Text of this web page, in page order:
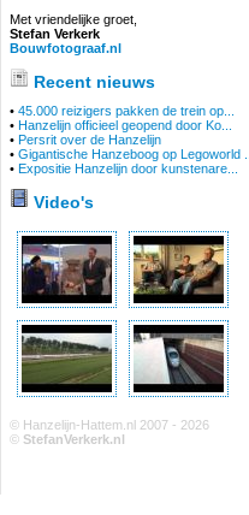
Met vriendelijke groet,
Stefan Verkerk
Bouwfotograaf.nl
Recent nieuws
• 45.000 reizigers pakken de trein op...
• Hanzelijn officieel geopend door Ko...
• Persrit over de Hanzelijn
• Gigantische Hanzeboog op Legoworld ...
• Expositie Hanzelijn door kunstenare...
Video's
© Hanzelijn-Hattem.nl 2007 - 2026
© StefanVerkerk.nl